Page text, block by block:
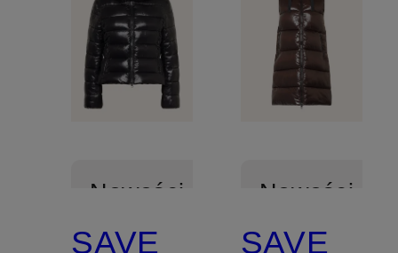
Nowości
SAVE
Nowości
SAVE